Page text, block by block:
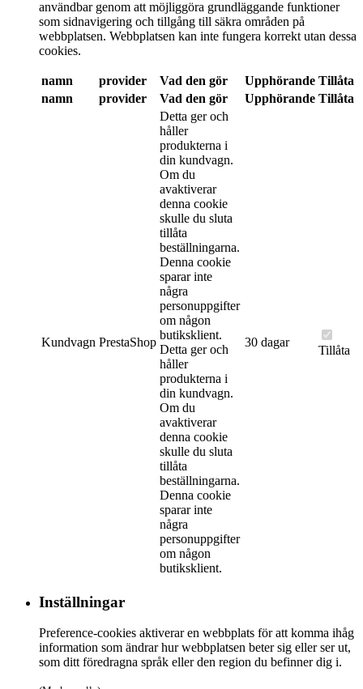
användbar genom att möjliggöra grundläggande funktioner
som sidnavigering och tillgång till säkra områden på
webbplatsen. Webbplatsen kan inte fungera korrekt utan dessa
cookies.
namn provider Vad den gör Upphörande Tillåta
namn
provider Vad den gör Upphörande Tillåta
Kundvagn PrestaShop
Detta ger och
håller
produkterna i
din kundvagn.
Om du
avaktiverar
denna cookie
skulle du sluta
tillåta
beställningarna.
Denna cookie
sparar inte
några
personuppgifter
om någon
butiksklient.
Detta ger och
håller
produkterna i
din kundvagn.
Om du
avaktiverar
denna cookie
skulle du sluta
tillåta
beställningarna.
Denna cookie
sparar inte
några
personuppgifter
om någon
butiksklient.
30 dagar
Tillåta
Inställningar
Preference-cookies aktiverar en webbplats för att komma ihåg
information som ändrar hur webbplatsen beter sig eller ser ut,
som ditt föredragna språk eller den region du befinner dig i.